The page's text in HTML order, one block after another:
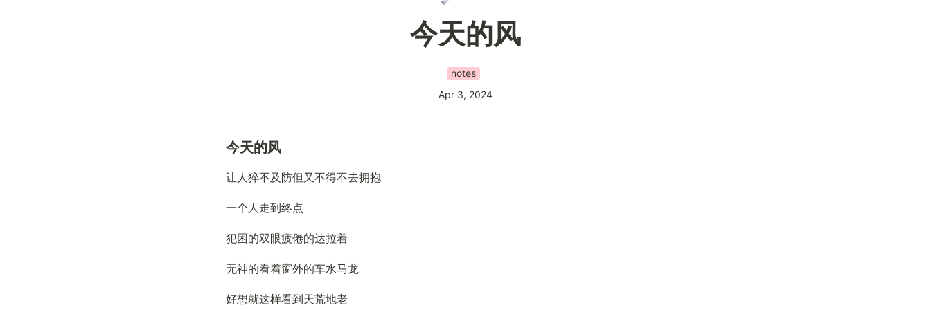
今天的风
notes
Apr 3, 2024
今天的风
让人猝不及防但又不得不去拥抱
一个人走到终点
犯困的双眼疲倦的达拉着
无神的看着窗外的车水马龙
好想就这样看到天荒地老